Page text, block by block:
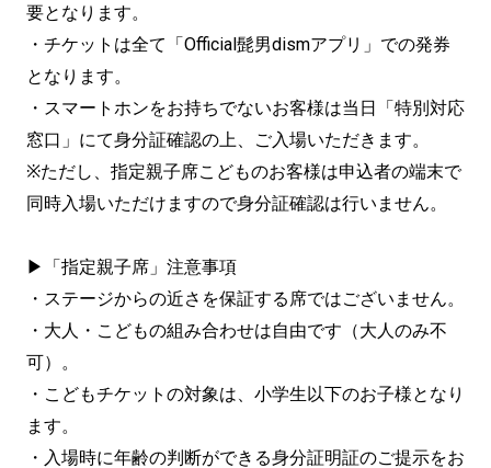
要となります。
・チケットは全て「Official髭男dismアプリ」での発券
となります。
・スマートホンをお持ちでないお客様は当日「特別対応
窓口」にて身分証確認の上、ご入場いただきます。
※ただし、指定親子席こどものお客様は申込者の端末で
同時入場いただけますので身分証確認は行いません。
▶「指定親子席」注意事項
・ステージからの近さを保証する席ではございません。
・大人・こどもの組み合わせは自由です（大人のみ不
可）。
・こどもチケットの対象は、小学生以下のお子様となり
ます。
・入場時に年齢の判断ができる身分証明証のご提示をお